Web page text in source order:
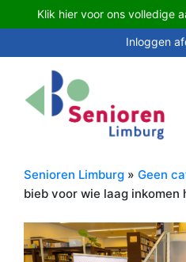
Klik hier voor ons volledige
Inloggen
Senioren Limburg » Geen
bieb voor wie laag inkomen